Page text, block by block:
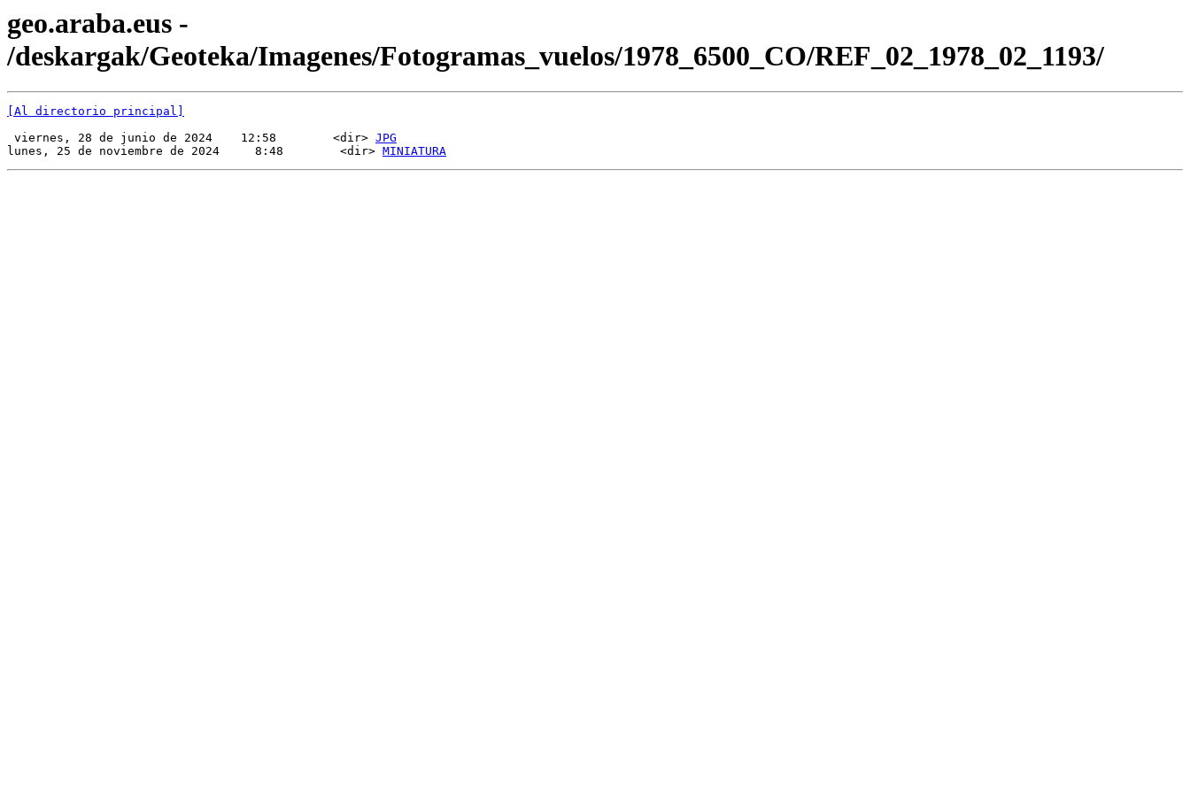
geo.araba.eus -
/deskargak/Geoteka/Imagenes/Fotogramas_vuelos/1978_6500_CO/REF_02_1978_02_1193/
[Al directorio principal]
viernes, 28 de junio de 2024    12:58        <dir> JPG
lunes, 25 de noviembre de 2024     8:48        <dir> MINIATURA